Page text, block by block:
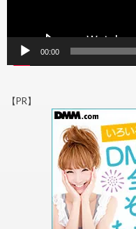
00:00
【PR】